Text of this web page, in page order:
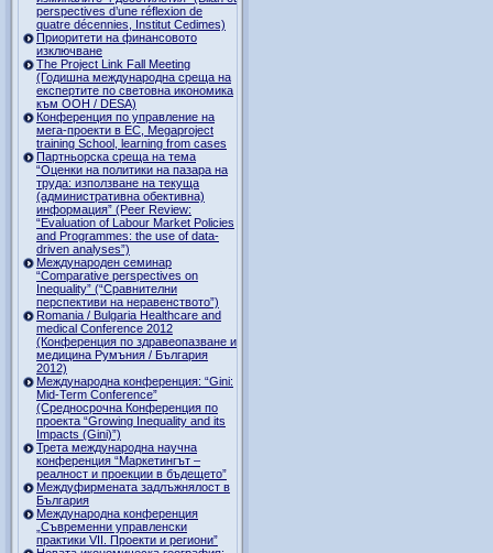
perspectives d’une réflexion de
quatre décennies, Institut Cedimes)
Приоритети на финансовото
изключване
The Project Link Fall Meeting
(Годишна международна среща на
експертите по световна икономика
към ООН / DESA)
Конференция по управление на
мега-проекти в ЕС, Megaproject
training School, learning from cases
Партньорска среща на тема
“Оценки на политики на пазара на
труда: използване на текуща
(административна обективна)
информация” (Peer Review:
“Evaluation of Labour Market Policies
and Programmes: the use of data-
driven analyses”)
Международен семинар
“Comparative perspectives on
Inequality” (“Сравнителни
перспективи на неравенството”)
Romania / Bulgaria Healthcare and
medical Conference 2012
(Конференция по здравеопазване и
медицина Румъния / България
2012)
Международна конференция: “Gini:
Mid-Term Conference”
(Средносрочна Конференция по
проекта “Growing Inequality and its
Impacts (Gini)”)
Трета международна научна
конференция “Маркетингът –
реалност и проекции в бъдещето”
Междуфирмената задлъжнялост в
България
Международна конференция
„Съвременни управленски
практики VII. Проекти и региони”